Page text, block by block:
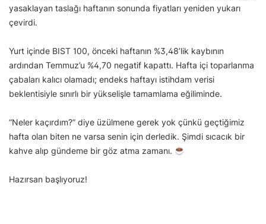
yasaklayan taslağı haftanın sonunda fiyatları yeniden yukarı
çevirdi.
Yurt içinde BIST 100, önceki haftanın %3,48’lik kaybının
ardından Temmuz’u %4,70 negatif kapattı. Hafta içi toparlanma
çabaları kalıcı olamadı; endeks haftayı istihdam verisi
beklentisiyle sınırlı bir yükselişle tamamlama eğiliminde.
“Neler kaçırdım?” diye üzülmene gerek yok çünkü geçtiğimiz
hafta olan biten ne varsa senin için derledik. Şimdi sıcacık bir
kahve alıp gündeme bir göz atma zamanı.
Hazırsan başlıyoruz!